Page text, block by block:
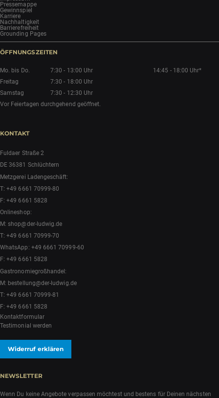
Pressemappe
Gewinnspiel
Karriere
Nachhaltigkeit
Barrierefreiheit
Grounding Pages
ÖFFNUNGSZEITEN
Mo. bis Do. 7:30 - 13:00 Uhr
14:45 - 18:00 Uhr*
Freitag
7:30 - 18:00 Uhr
Samstag
7:30 - 12:30 Uhr
Vor Feiertagen durchgehend geöffnet.
KONTAKT
Fuldaer Straße 2
DE 36381 Schlüchtern
Metzgerei Ladengeschäft:
T:+49 6661 70999-80
F: +49 6661 5828
Onlineshop:
M:shop@der-ludwig.de
T:+49 6661 70999-70
WhatsApp: +49 6661 70999-60
F: +49 6661 5828
Gastronomiegroßhandel:
M: bestellung@der-ludwig.de
T:+49 6661 70999-81
F: +49 6661 5828
Kontaktformular
Testimonial werden
Widerruf erklären
NEWSLETTER
Wenn Du keine Angebote verpassen möchtest und bestens für Deinen nächsten